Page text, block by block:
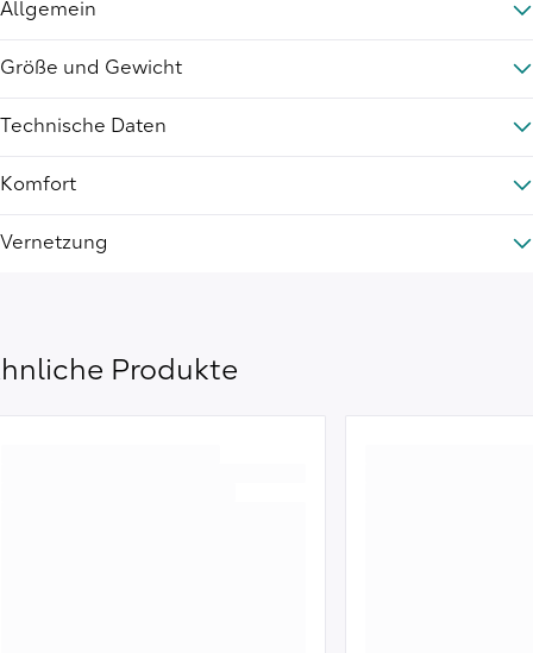
Allgemein
Größe und Gewicht
Technische Daten
Komfort
Vernetzung
Produkte